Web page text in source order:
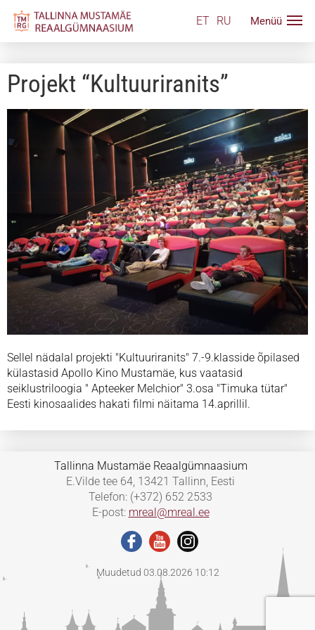
ET RU
Projekt “Kultuuriranits”
Sellel nädalal projekti "Kultuuriranits" 7.-9.klasside õpilased
külastasid Apollo Kino Mustamäe, kus vaatasid
seiklustriloogia " Apteeker Melchior" 3.osa "Timuka tütar"
Eesti kinosaalides hakati filmi näitama 14.aprillil.
Tallinna Mustamäe Reaalgümnaasium
E.Vilde tee 64, 13421 Tallinn, Eesti
Telefon: (+372) 652 2533
E-post: mreal@mreal.ee
Muudetud 03.08.2026 10:12